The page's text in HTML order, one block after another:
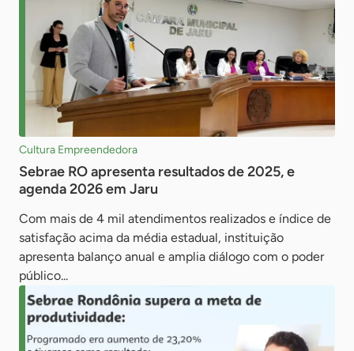
Cultura Empreendedora
Sebrae RO apresenta resultados de 2025, e
agenda 2026 em Jaru
Com mais de 4 mil atendimentos realizados e índice de
satisfação acima da média estadual, instituição
apresenta balanço anual e amplia diálogo com o poder
público...